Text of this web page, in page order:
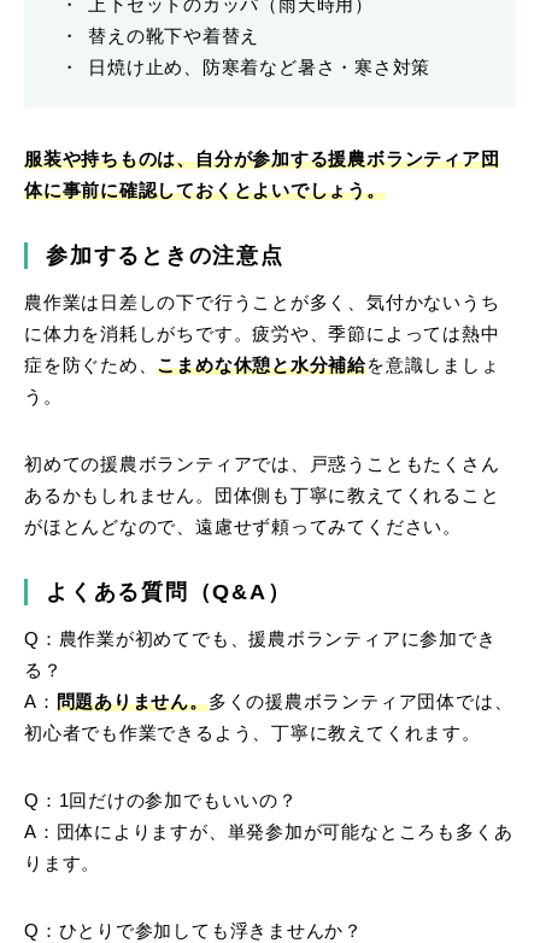
上下セットのカッパ（雨天時用）
替えの靴下や着替え
日焼け止め、防寒着など暑さ・寒さ対策
服装や持ちものは、自分が参加する援農ボランティア団
体に事前に確認しておくとよいでしょう。
参加するときの注意点
農作業は日差しの下で行うことが多く、気付かないうち
に体力を消耗しがちです。疲労や、季節によっては熱中
症を防ぐため、こまめな休憩と水分補給を意識しましょ
う。
初めての援農ボランティアでは、戸惑うこともたくさん
あるかもしれません。団体側も丁寧に教えてくれること
がほとんどなので、遠慮せず頼ってみてください。
よくある質問（Q&A）
Q：農作業が初めてでも、援農ボランティアに参加でき
る？
A： 問題ありません。多くの援農ボランティア団体では、
初心者でも作業できるよう、丁寧に教えてくれます。
Q：1回だけの参加でもいいの？
A：団体によりますが、単発参加が可能なところも多くあ
ります。
Q：ひとりで参加しても浮きませんか？